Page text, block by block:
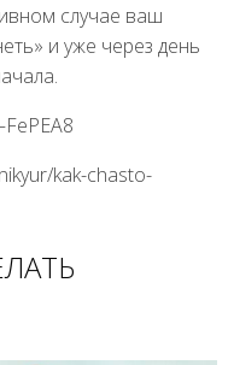
случае ваш
и уже через день
kak-chasto-